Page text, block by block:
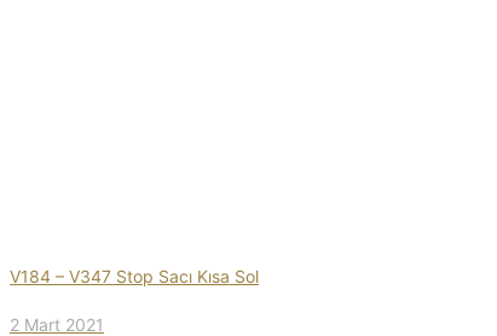
V184 – V347 Stop Sacı Kısa Sol
2 Mart 2021